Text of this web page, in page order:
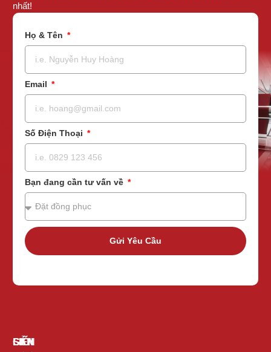
nhất!
Họ & Tên
Email
Số Điện Thoại
Bạn đang cần tư vấn về
Gửi Yêu Cầu
GIỚI
SẢN
LIÊN